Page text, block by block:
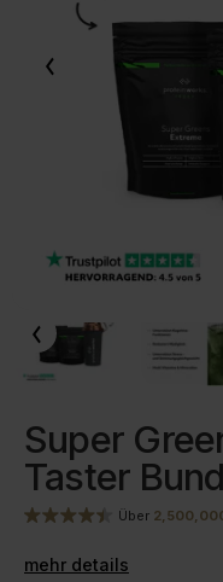
Super
Taster
Über
mehr details